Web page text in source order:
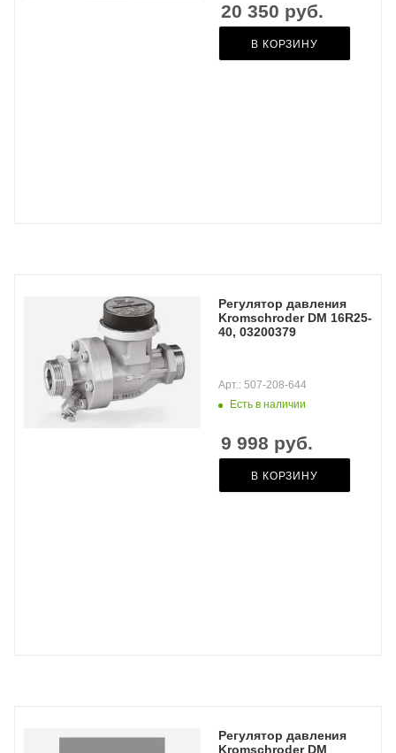
20 350 руб.
В КОРЗИНУ
Регулятор давления
Kromschroder DM 16R25-
40, 03200379
Есть в наличии
Арт.: 507-208-644
9 998 руб.
В КОРЗИНУ
Регулятор давления
Kromschroder DM